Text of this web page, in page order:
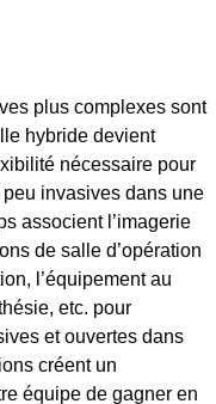
plus complexes sont
hybride devient
nécessaire pour
invasives dans une
associent l’imagerie
de salle d’opération
l’équipement au
etc. pour
et ouvertes dans
créent un
équipe de gagner en